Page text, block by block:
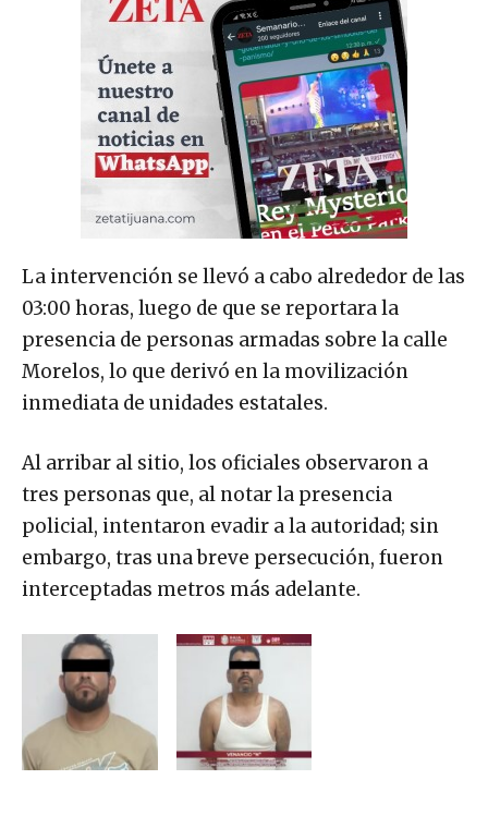
La intervención se llevó a cabo alrededor de las
03:00 horas, luego de que se reportara la
presencia de personas armadas sobre la calle
Morelos, lo que derivó en la movilización
inmediata de unidades estatales.
Al arribar al sitio, los oficiales observaron a
tres personas que, al notar la presencia
policial, intentaron evadir a la autoridad; sin
embargo, tras una breve persecución, fueron
interceptadas metros más adelante.